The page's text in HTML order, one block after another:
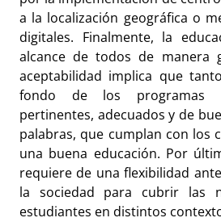
a la localización geográfica o
digitales. Finalmente, la
alcance de todos de manera
aceptabilidad implica que
fondo de los programas
pertinentes, adecuados y de
palabras, que cumplan con los
una buena educación. Por
requiere de una flexibilidad
la sociedad para cubrir las
estudiantes en distintos